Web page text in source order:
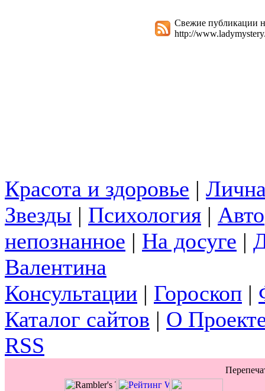
Свежие публикации
http://
Красота и здоровье |
Звезды | Психология | Авто
непознанное | На досуге |
Валентина
Консультации | Гороскоп |
Каталог сайтов | О
RSS